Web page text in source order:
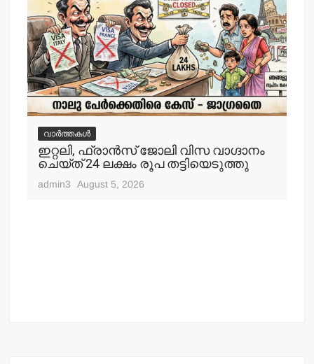
വാർത്തകൾ
ഇറ്റലി, ഫ്രാന്‍സ് ജോലി വിസ വാഗ്ദാനം
ചെയ്ത് 24 ലക്ഷം രൂപ തട്ടിയെടുത്തു
admin3 August 5, 2026